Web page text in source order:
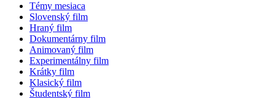
Témy mesiaca
Slovenský film
Hraný film
Dokumentárny film
Animovaný film
Experimentálny film
Krátky film
Klasický film
Študentský film